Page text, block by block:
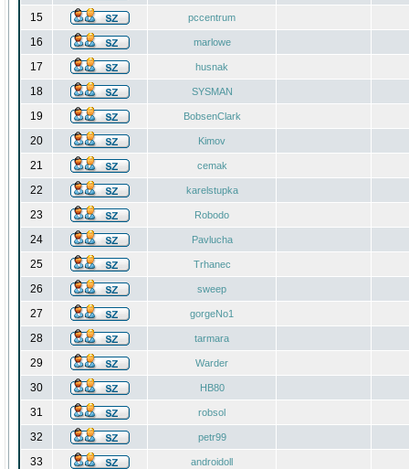
15 pccentrum
16 marlowe
17 husnak
18 SYSMAN
19 BobsenClark
20 Kimov
21 cemak
22 karelstupka
23 Robodo
24 Pavlucha
25 Trhanec
26 sweep
27 gorgeNo1
28 tarmara
29 Warder
30 HB80
31 robsol
32 petr99
33 androidoll